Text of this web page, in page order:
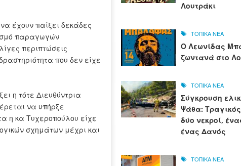
έχουν παίξει δεκάδες
παραγωγών
περιπτώσεις
που δεν είχε
η τότε Διευθύντρια
να υπήρξε
η κα Τυχεροπούλου είχε
σχημάτων μέχρι και
Λουτράκι
ΤΟΠΙΚΑ ΝΕΑ
Ο Λεωνίδας
ζωντανά στο
ΤΟΠΙΚΑ ΝΕΑ
Σύγκρουση
Ψάθα:
δύο νεκροί,
ένας Δανός
ΤΟΠΙΚΑ ΝΕΑ